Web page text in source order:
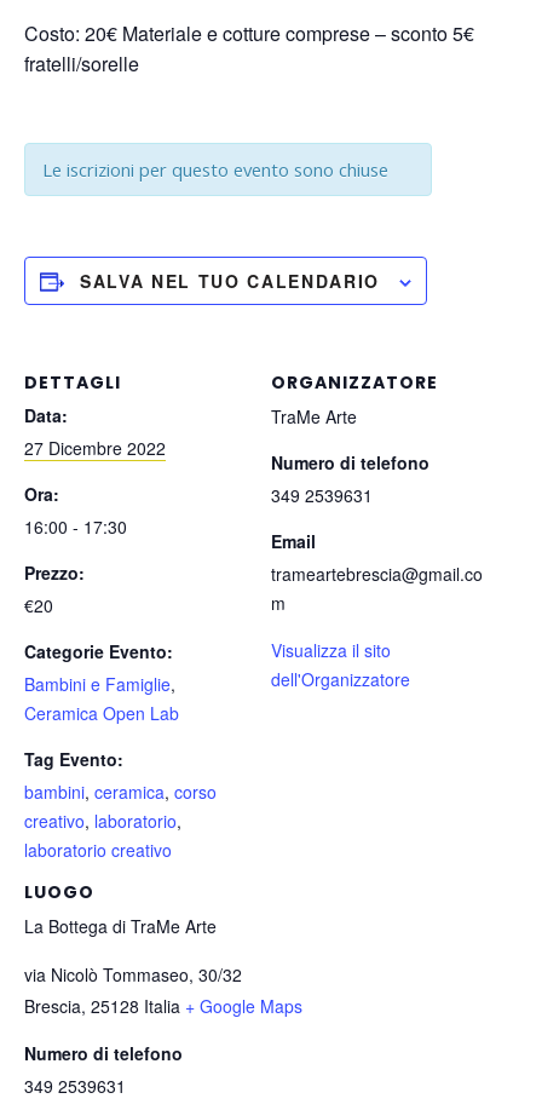
Costo: 20€ Materiale e cotture comprese – sconto 5€
fratelli/sorelle
Le iscrizioni per questo evento sono chiuse
SALVA NEL TUO CALENDARIO
DETTAGLI
Data:
27 Dicembre 2022
Ora:
16:00 - 17:30
Prezzo:
€20
Categorie Evento:
Bambini e Famiglie,
Ceramica Open Lab
Tag Evento:
bambini, ceramica, corso
creativo, laboratorio,
laboratorio creativo
LUOGO
La Bottega di TraMe Arte
via Nicolò Tommaseo, 30/32
Brescia, 25128 Italia + Google Maps
Numero di telefono
349 2539631
ORGANIZZATORE
TraMe Arte
Numero di telefono
349 2539631
Email
trameartebrescia@gmail.co
m
Visualizza il sito
dell'Organizzatore